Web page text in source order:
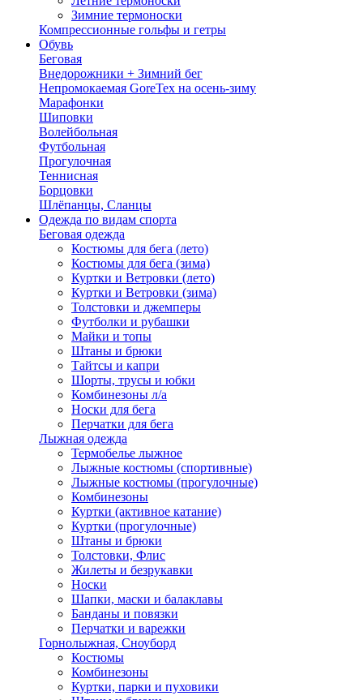
Зимние термоноски
Компрессионные гольфы и гетры
Обувь
Беговая
Внедорожники + Зимний бег
Непромокаемая GoreTex на осень-зиму
Марафонки
Шиповки
Волейбольная
Футбольная
Прогулочная
Теннисная
Борцовки
Шлёпанцы, Сланцы
Одежда по видам спорта
Беговая одежда
Костюмы для бега (лето)
Костюмы для бега (зима)
Куртки и Ветровки (лето)
Куртки и Ветровки (зима)
Толстовки и джемперы
Футболки и рубашки
Майки и топы
Штаны и брюки
Тайтсы и капри
Шорты, трусы и юбки
Комбинезоны л/а
Носки для бега
Перчатки для бега
Лыжная одежда
Термобелье лыжное
Лыжные костюмы (спортивные)
Лыжные костюмы (прогулочные)
Комбинезоны
Куртки (активное катание)
Куртки (прогулочные)
Штаны и брюки
Толстовки, Флис
Жилеты и безрукавки
Носки
Шапки, маски и балаклавы
Банданы и повязки
Перчатки и варежки
Горнолыжная, Сноуборд
Костюмы
Комбинезоны
Куртки, парки и пуховики